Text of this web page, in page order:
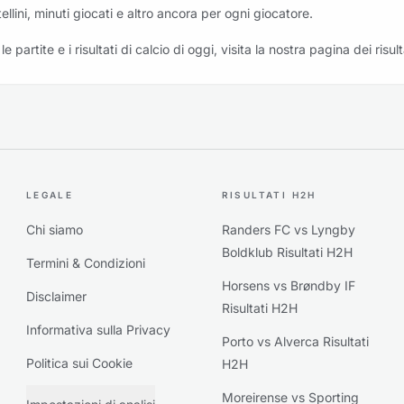
minuti giocati e altro ancora per ogni giocatore.
le partite e i risultati di calcio di oggi, visita la nostra pagina dei
LEGALE
Chi siamo
Termini & Condizioni
Disclaimer
Informativa sulla Privacy
Politica sui Cookie
RISULTATI H2H
Randers FC vs Lyngby
Boldklub Risultati H2H
Horsens vs Brøndby IF
Risultati H2H
Porto vs Alverca Risultati
H2H
Moreirense vs Sporting